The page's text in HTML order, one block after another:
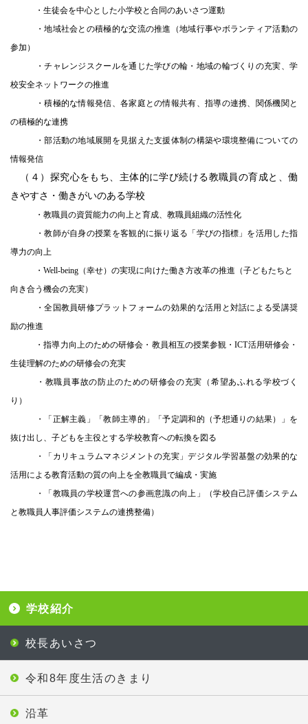
・生徒会を中心とした小学校と合同のあいさつ運動
・地域社会との積極的な交流の推進（地域行事やボランティア活動の
参加）
・チャレンジスクールを通じた学びの輪・地域の輪づくりの充実、学
校安全ネットワークの推進
・積極的な情報発信、各家庭との情報共有、指導の連携、関係機関と
の積極的な連携
・部活動の地域展開を見据えた支援体制の構築や環境整備についての
情報発信
（４）探究心をもち、主体的に学び続ける教職員の育成と、働
きやすさ・働きがいのある学校
・教職員の資質能力の向上と育成、教職員組織の活性化
・教師が自身の授業を客観的に振り返る「学びの指標」を活用した指
導力の向上
・Well-being（幸せ）の実現に向けた働き方改革の推進（子どもたちと
向き合う機会の充実）
・全国教員研修プラットフォームの効果的な活用と対話による受講奨
励の推進
・指導力向上のための研修会・教員相互の授業参観・ICT活用研修会・
生徒理解のための研修会の充実
・教職員事故の防止のための研修会の充実（希望あふれる学校づく
り）
・「正解主義」「教師主導的」「予定調和的（予想通りの結果）」を
抜け出し、子どもを主役とする学校教育への転換を図る
・「カリキュラムマネジメントの充実」デジタル学習基盤の効果的な
活用による教育活動の質の向上を全教職員で編成・実施
・「教職員の学校運営への参画意識の向上」（学校自己評価システム
と教職員人事評価システムの連携整備）
学校紹介
校長あいさつ
令和8年度生活のきまり
沿革